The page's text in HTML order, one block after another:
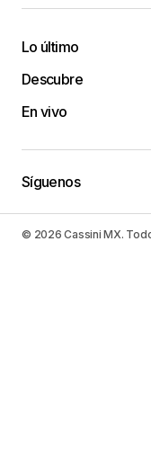
Lo último
Descubre
En vivo
Síguenos
© 2026 Cassini MX.